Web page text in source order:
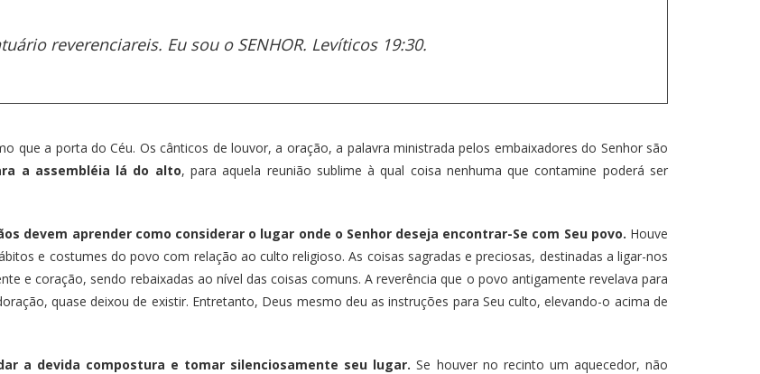
reverenciareis. Eu sou o SENHOR. Levíticos 19:30.
que a porta do Céu. Os cânticos de louvor, a oração, a palavra ministrada pelos embaixadores do Senhor são
a assembléia lá do alto, para aquela reunião sublime à qual coisa nenhuma que contamine poderá ser
devem aprender como considerar o lugar onde o Senhor deseja encontrar-Se com Seu povo. Houve
e costumes do povo com relação ao culto religioso. As coisas sagradas e preciosas, destinadas a ligar-nos
e coração, sendo rebaixadas ao nível das coisas comuns. A reverência que o povo antigamente revelava para
quase deixou de existir. Entretanto, Deus mesmo deu as instruções para Seu culto, elevando-o acima de
a devida compostura e tomar silenciosamente seu lugar. Se houver no recinto um aquecedor, não